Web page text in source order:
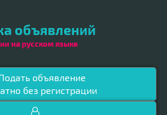
объявлений
на русском языке
объявление
без регистрации